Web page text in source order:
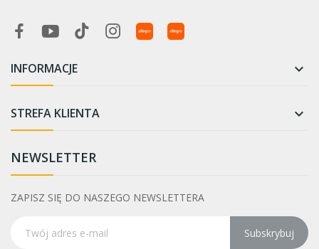
INFORMACJE 
STREFA KLIENTA 
NEWSLETTER
ZAPISZ SIĘ DO NASZEGO NEWSLETTERA
Subskrybuj